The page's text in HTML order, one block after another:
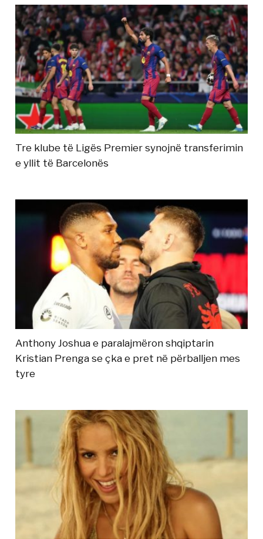
Tre klube të Ligës Premier synojnë transferimin
e yllit të Barcelonës
Anthony Joshua e paralajmëron shqiptarin
Kristian Prenga se çka e pret në përballjen mes
tyre